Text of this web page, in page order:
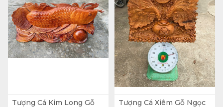
Tượng Cá Kim Long Gỗ
Tượng Cá Xiêm Gỗ Ngọc